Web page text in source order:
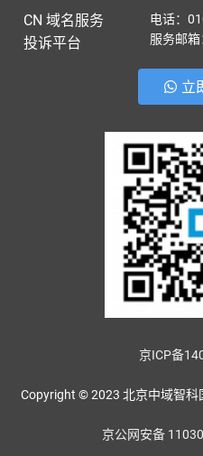
CN 域名服务
投诉平台
电话：
服务邮
立
京ICP备
Copyright © 2023 北京中域智科
京公网安备